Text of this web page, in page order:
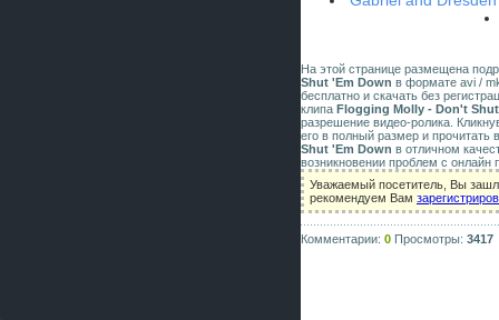
На этой странице размещена
Shut 'Em Down в формате avi /
бесплатно и скачать без
клипа Flogging Molly - Don't
разрешение видео-ролика.
его в полный размер и прочитать
Shut 'Em Down в отличном
возникновении проблем с
Уважаемый посетитель, Вы
рекомендуем Вам
Комментарии: 0 Просмотры: 3417